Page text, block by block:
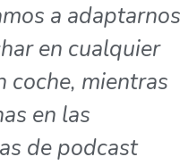
a adaptarnos
en cualquier
coche, mientras
en las
de podcast